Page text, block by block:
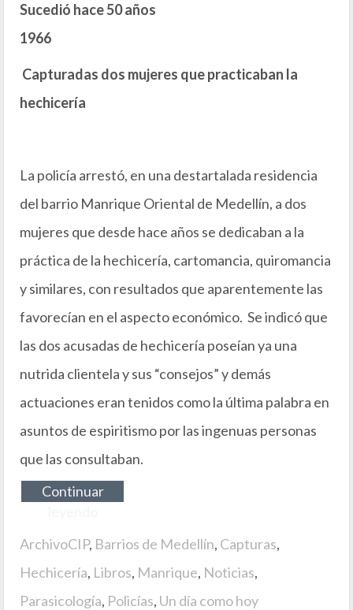
Sucedió hace 50 años
1966
Capturadas dos mujeres que practicaban la
hechicería
La policía arrestó, en una destartalada residencia
del barrio Manrique Oriental de Medellín, a dos
mujeres que desde hace años se dedicaban a la
práctica de la hechicería, cartomancia, quiromancia
y similares, con resultados que aparentemente las
favorecían en el aspecto económico. Se indicó que
las dos acusadas de hechicería poseían ya una
nutrida clientela y sus “consejos” y demás
actuaciones eran tenidos como la última palabra en
asuntos de espiritismo por las ingenuas personas
que las consultaban.
Continuar
ArchivoCIP, Barrios de Medellín, Capturas,
Hechicería, Libros, Manrique, Noticias,
Parasicología, Policías, Un día como hoy